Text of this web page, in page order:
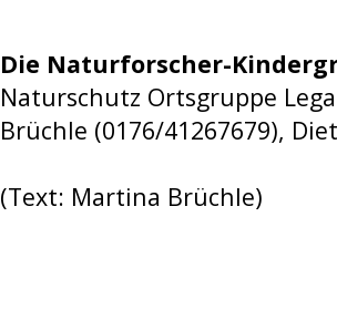
Die Naturforscher-
Naturschutz Ortsgruppe
Brüchle (0176/41267679),
(Text: Martina Brüchle)